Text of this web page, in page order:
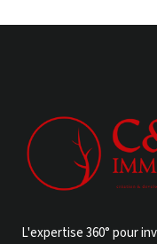
L'expertise 360° pour